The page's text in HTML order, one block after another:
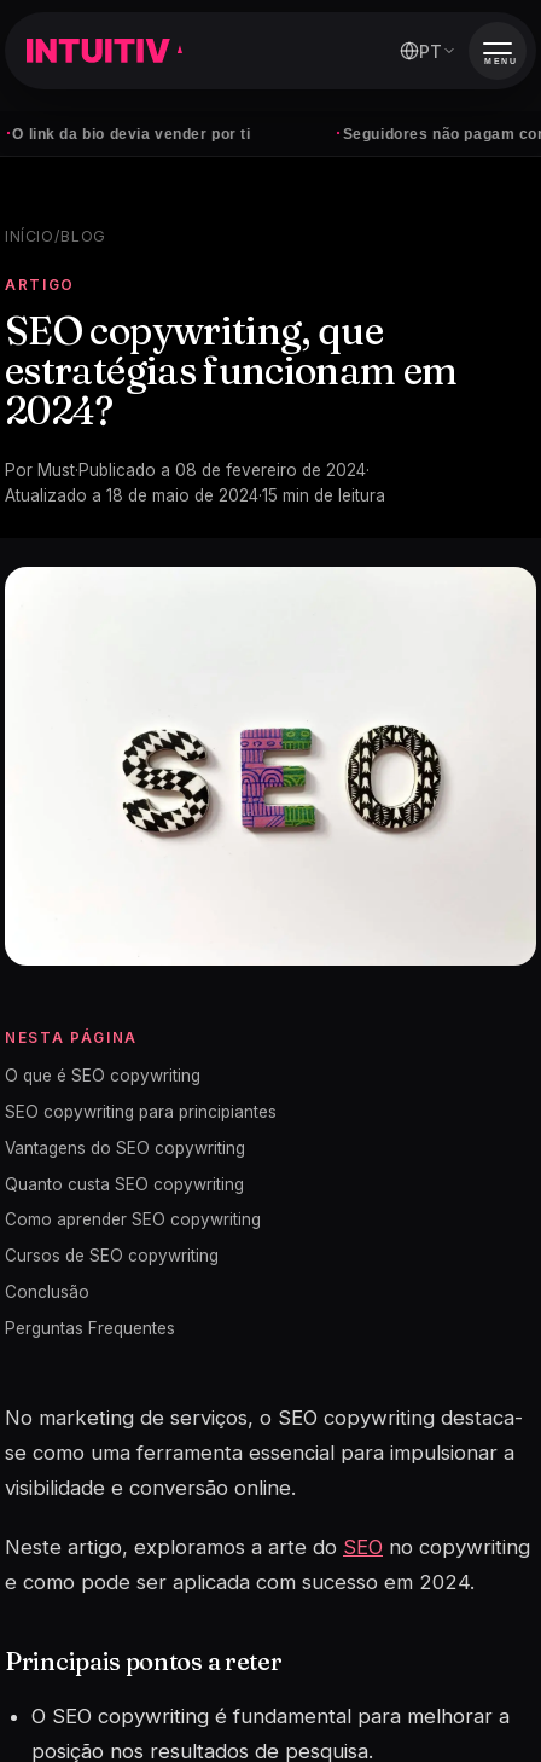
bio devia vender por ti Seguidores não pagam contas —
PT MENU
INÍCIO/BLOG
ARTIGO
SEO copywriting, que
estratégias funcionam em
2024?
Por Must·Publicado a 08 de fevereiro de 2024·
Atualizado a 18 de maio de 2024·15 min de leitura
NESTA PÁGINA
O que é SEO copywriting
SEO copywriting para principiantes
Vantagens do SEO copywriting
Quanto custa SEO copywriting
Como aprender SEO copywriting
Cursos de SEO copywriting
Conclusão
Perguntas Frequentes
No marketing de serviços, o SEO copywriting destaca-
se como uma ferramenta essencial para impulsionar a
visibilidade e conversão online.
Neste artigo, exploramos a arte do SEO no copywriting
e como pode ser aplicada com sucesso em 2024.
Principais pontos a reter
O SEO copywriting é fundamental para melhorar a
posição nos resultados de pesquisa.